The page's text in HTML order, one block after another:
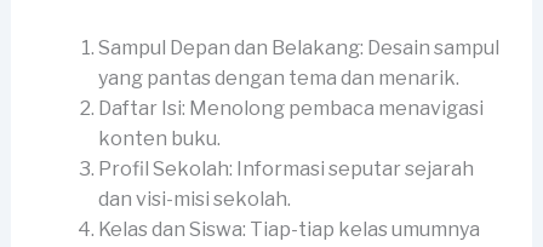
Sampul Depan dan Belakang: Desain sampul
yang pantas dengan tema dan menarik.
Daftar Isi: Menolong pembaca menavigasi
konten buku.
Profil Sekolah: Informasi seputar sejarah
dan visi-misi sekolah.
Kelas dan Siswa: Tiap-tiap kelas umumnya